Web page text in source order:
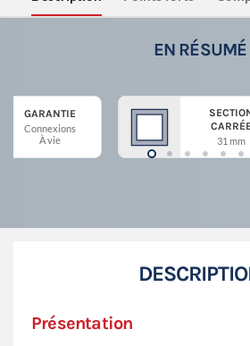
EN RÉSUMÉ
GARANTIE
Connexions
À vie
CARRÉE
31 mm
Présentation